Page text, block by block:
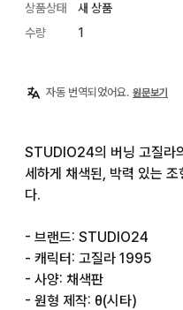
상품상태
새 상품
수량
1
자동 번역되었어요. 원문보기
STUDIO24의 버닝 고질라
세하게 채색된, 박력 있는
다.
- 브랜드: STUDIO24
- 캐릭터: 고질라 1995
- 사양: 채색판
- 원형 제작: θ(시타)